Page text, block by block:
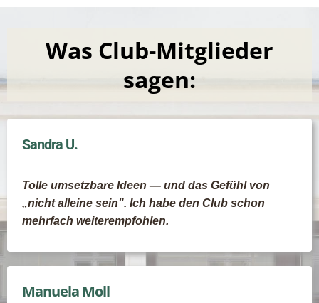
Was Club-Mitglieder
sagen:
Sandra U.
Tolle umsetzbare Ideen — und das Gefühl von
„nicht alleine sein". Ich habe den Club schon
mehrfach weiterempfohlen.
Manuela Moll